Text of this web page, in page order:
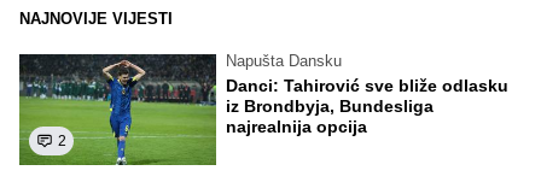
NAJNOVIJE VIJESTI
2
Napušta Dansku
Danci: Tahirović sve bliže odlasku
iz Brondbyja, Bundesliga
najrealnija opcija